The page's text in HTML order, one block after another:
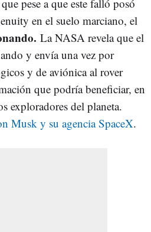
pese a que este falló posó
en el suelo marciano, el
La NASA revela que el
y envía una vez por
y de aviónica al rover
que podría beneficiar, en
exploradores del planeta.
Musk y su agencia SpaceX.